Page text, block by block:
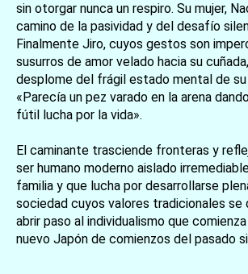
sin otorgar nunca un respiro. Su mujer,
camino de la pasividad y del desafío
Finalmente Jiro, cuyos gestos son
susurros de amor velado hacia su
desplome del frágil estado mental de su
«Parecía un pez varado en la arena
fútil lucha por la vida».
El caminante trasciende fronteras y
ser humano moderno aislado
familia y que lucha por desarrollarse
sociedad cuyos valores tradicionales se
abrir paso al individualismo que
nuevo Japón de comienzos del pasado